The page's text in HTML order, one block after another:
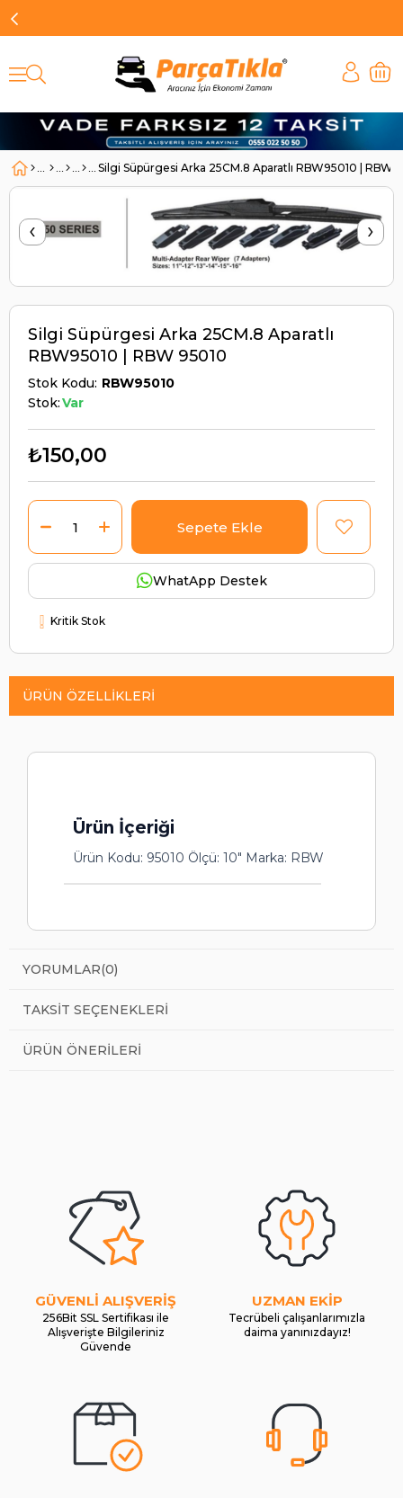
Silgi Süpürgesi Arka 25CM.8 Aparatlı RBW95010 | RBW
‹ ›
Silgi Süpürgesi Arka 25CM.8 Aparatlı
RBW95010 | RBW 95010
Stok Kodu RBW95010
Stok:Var
₺150,00
WhatApp Destek
Kritik Stok
ÜRÜN ÖZELLIKLERI
Ürün İçeriği
Ürün Kodu: 95010 Ölçü: 10" Marka: RBW
YORUMLAR(0)
TAKSIT SEÇENEKLERI
ÜRÜN ÖNERILERI
GÜVENLİ ALIŞVERİŞ
256Bit SSL Sertifikası ile
Alışverişte Bilgileriniz
Güvende
UZMAN EKİP
Tecrübeli çalışanlarımızla
daima yanınızdayız!